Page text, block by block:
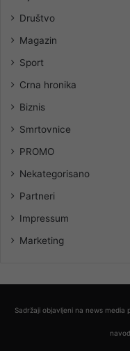
Društvo
Magazin
Sport
Crna hronika
Biznis
Smrtovnice
PROMO
Nekategorisano
Partneri
Impressum
Marketing
Sadržaji objavljeni na news